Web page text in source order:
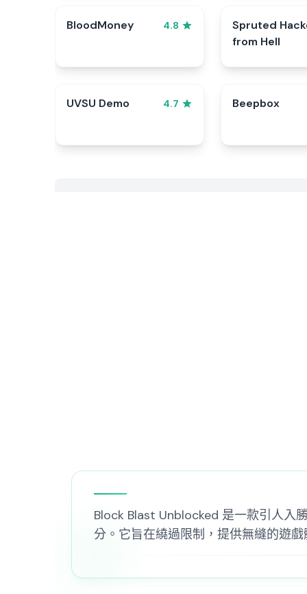
BloodMoney 4.8
Spruted
from Hell
UVSU Demo 4.7 Beepbox
Block Blast Unblocked 是一款引人入
分。它旨在繞過限制，提供無縫的遊